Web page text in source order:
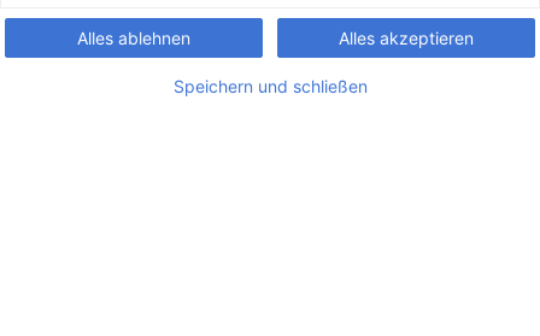
Alles ablehnen Alles akzeptieren
Speichern und schließen